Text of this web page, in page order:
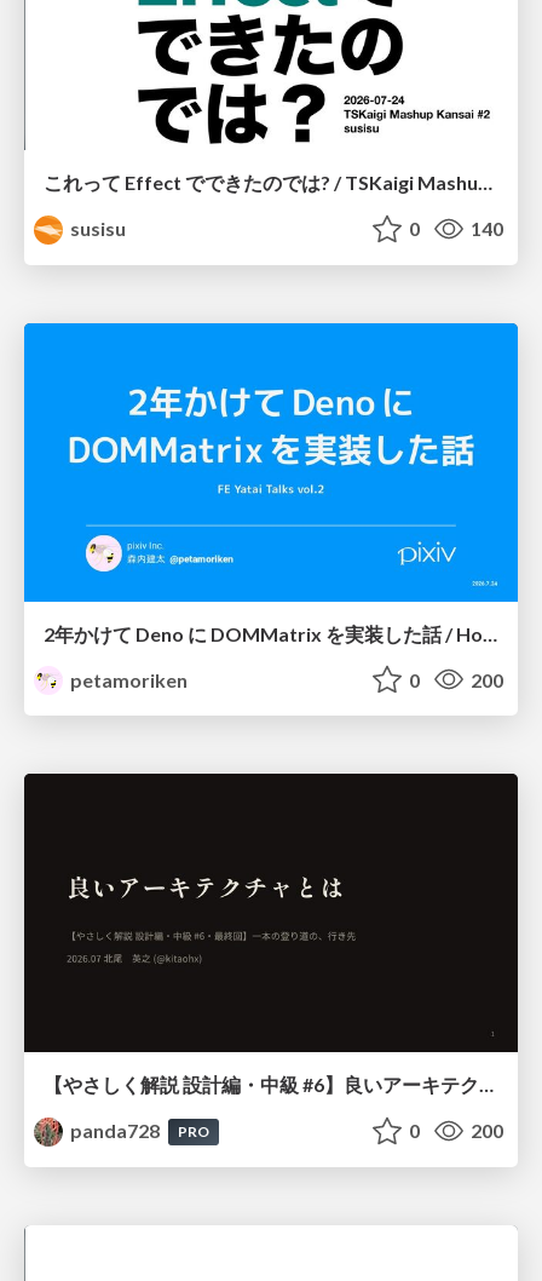
これって Effect でできたのでは? / TSKaigi Mashup Kansai #2
susisu
0 140
petamoriken
0 200
【やさしく解説 設計編・中級 #6】良いアーキテクチャとは ～ 一本の登り道の、行き先 ～
panda728
PRO 0 200